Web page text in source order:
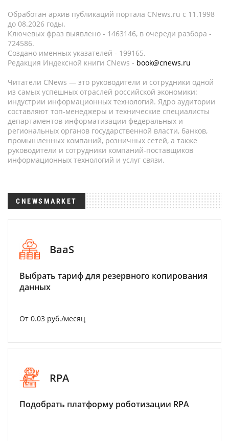
Обработан архив публикаций портала CNews.ru c 11.1998
до 08.2026 годы.
Ключевых фраз выявлено - 1463146, в очереди разбора -
724586.
Создано именных указателей - 199165.
Редакция Индексной книги CNews - book@cnews.ru
Читатели CNews — это руководители и сотрудники одной
из самых успешных отраслей российской экономики:
индустрии информационных технологий. Ядро аудитории
составляют топ-менеджеры и технические специалисты
департаментов информатизации федеральных и
региональных органов государственной власти, банков,
промышленных компаний, розничных сетей, а также
руководители и сотрудники компаний-поставщиков
информационных технологий и услуг связи.
CNEWSMARKET
BaaS
Выбрать тариф для резервного копирования
данных
От 0.03 руб./месяц
RPA
Подобрать платформу роботизации RPA